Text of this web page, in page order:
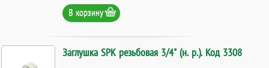
В корзину
Заглушка SPK резьбовая 3/4" (н. р.). Код 3308